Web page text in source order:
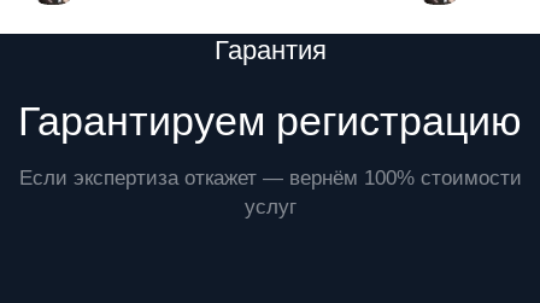
Гарантия
Гарантируем регистрацию
Если экспертиза откажет — вернём 100% стоимости
услуг